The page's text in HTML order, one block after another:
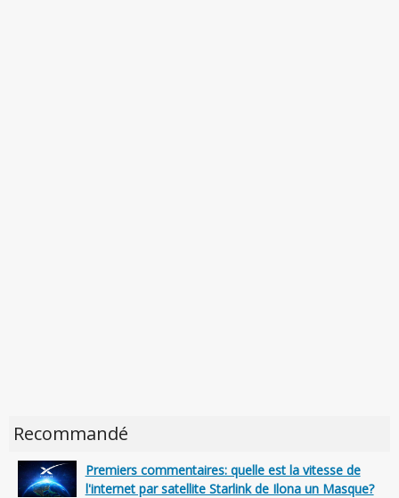
Recommandé
Premiers commentaires: quelle est la vitesse de
l'internet par satellite Starlink de Ilona un Masque?